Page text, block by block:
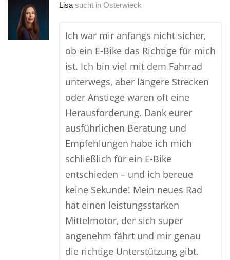
Lisa sucht in Osterwieck
Ich war mir anfangs nicht sicher,
ob ein E-Bike das Richtige für mich
ist. Ich bin viel mit dem Fahrrad
unterwegs, aber längere Strecken
oder Anstiege waren oft eine
Herausforderung. Dank eurer
ausführlichen Beratung und
Empfehlungen habe ich mich
schließlich für ein E-Bike
entschieden – und ich bereue
keine Sekunde! Mein neues Rad
hat einen leistungsstarken
Mittelmotor, der sich super
angenehm fährt und mir genau
die richtige Unterstützung gibt.